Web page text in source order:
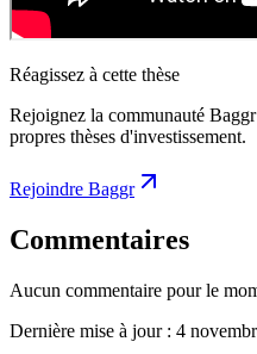
Réagissez à cette thèse
Rejoignez la communauté
propres thèses d'investissement.
Rejoindre Baggr
Commentaires
Aucun commentaire pour le
Dernière mise à jour : 4